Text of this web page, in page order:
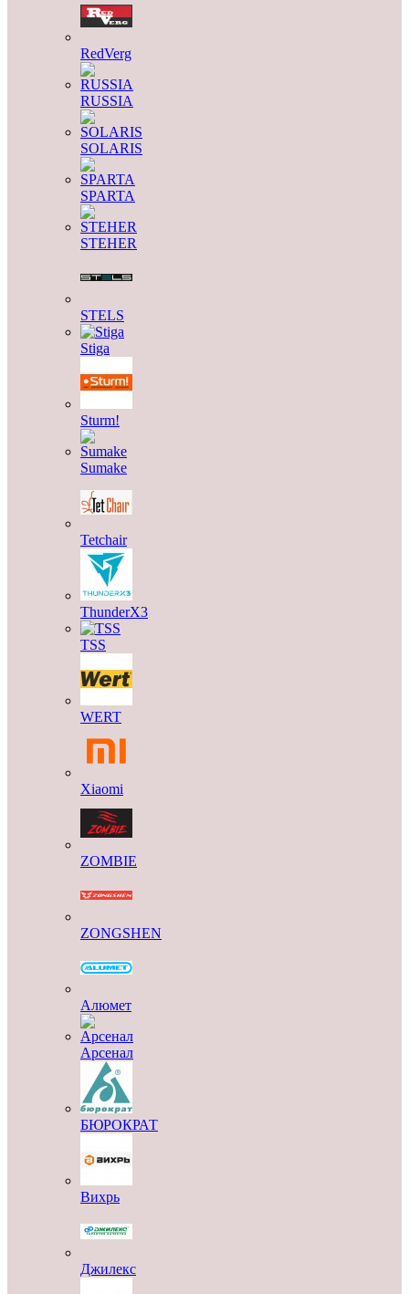
RedVerg
RUSSIA
SOLARIS
SPARTA
STEHER
STELS
Stiga
Sturm!
Sumake
Tetchair
ThunderX3
TSS
WERT
Xiaomi
ZOMBIE
ZONGSHEN
Алюмет
Арсенал
БЮРОКРАТ
Вихрь
Джилекс